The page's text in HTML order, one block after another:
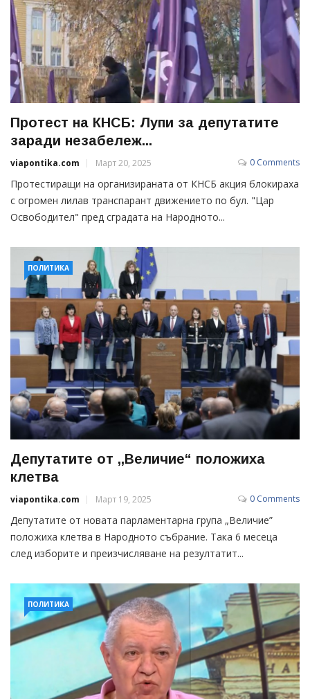
Протест на КНСБ: Лупи за депутатите
заради незабележ...
viapontika.com Март 20, 2025 0 Comments
Протестиращи на организираната от КНСБ акция блокираха
с огромен лилав транспарант движението по бул. "Цар
Освободител" пред сградата на Народното...
ПОЛИТИКА
Депутатите от ,,Величие“ положиха
клетва
viapontika.com Март 19, 2025 0 Comments
Депутатите от новата парламентарна група „Величие”
положиха клетва в Народното събрание. Така 6 месеца
след изборите и преизчисляване на резултатит...
ПОЛИТИКА